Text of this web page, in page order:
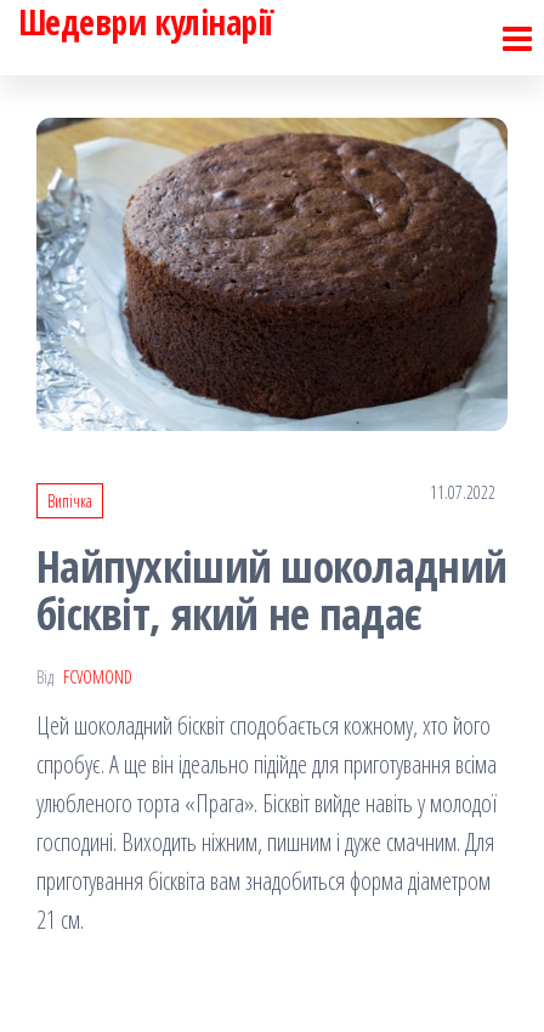
Перейти
Шедеври кулінарії
Випічка 11.07.2022
Найпухкіший шоколадний
бісквіт, який не падає
Від FCVOMOND
Цей шоколадний бісквіт сподобається кожному, хто його
спробує. А ще він ідеально підійде для приготування всіма
улюбленого торта «Прага». Бісквіт вийде навіть у молодої
господині. Виходить ніжним, пишним і дуже смачним. Для
приготування бісквіта вам знадобиться форма діаметром
21 см.